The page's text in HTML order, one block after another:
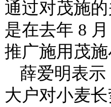
通过对茂施
是在去年 8
推广施用茂
薛爱明表
大户对小麦